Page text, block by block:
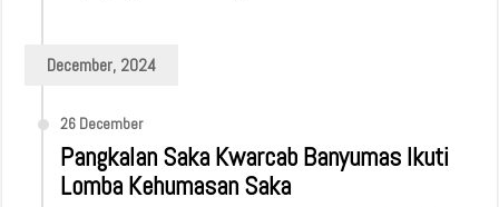
December, 2024
26 December
Pangkalan Saka Kwarcab Banyumas Ikuti
Lomba Kehumasan Saka